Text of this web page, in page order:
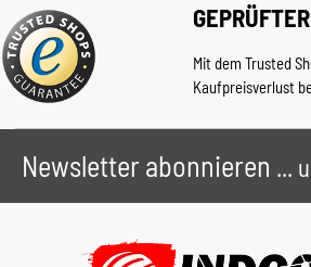
Mit dem Trusted
Kaufpreisverlust
Newsletter abonnieren ...